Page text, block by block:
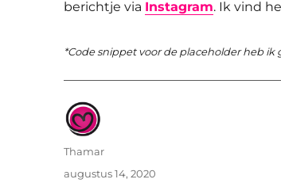
berichtje via Instagram. Ik vind
*Code snippet voor de placeholder heb ik
Auteur
Thamar
Geplaatst
augustus 14, 2020